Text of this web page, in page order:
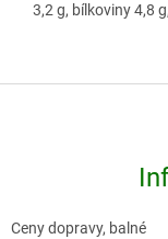
3,2 g, bílkoviny 4,8
Ceny dopravy, balné